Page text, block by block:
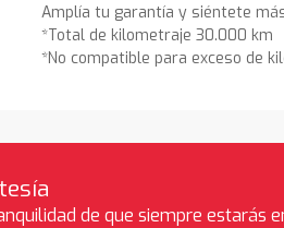
Amplía tu garantía y siéntete
*Total de kilometraje 30.000 km
*No compatible para exceso de
de que siempre estarás